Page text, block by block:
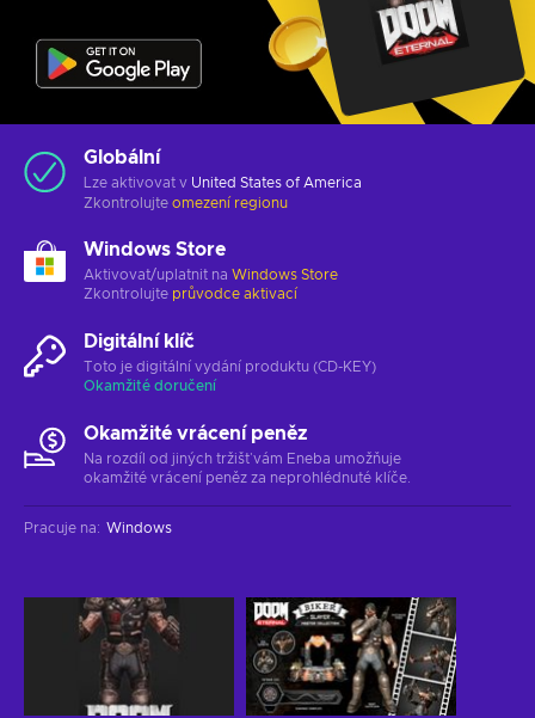
Globální
Lze aktivovat v United States of America
Zkontrolujte omezení regionu
Windows Store
Aktivovat/uplatnit na Windows Store
Zkontrolujte průvodce aktivací
Digitální klíč
Toto je digitální vydání produktu (CD-KEY)
Okamžité doručení
Okamžité vrácení peněz
Na rozdíl od jiných tržišť vám Eneba umožňuje
okamžité vrácení peněz za neprohlédnuté klíče.
Pracuje na: Windows